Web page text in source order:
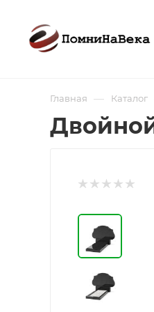
Главная — Каталог